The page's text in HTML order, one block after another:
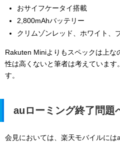
おサイフケータイ搭載
2,800mAhバッテリー
クリムゾンレッド、 ホワイト、
Rakuten Miniよりもスペックは上
性は高くないと筆者は考えていま
す。
auローミング終了問題
会見においては、楽天モバイルに